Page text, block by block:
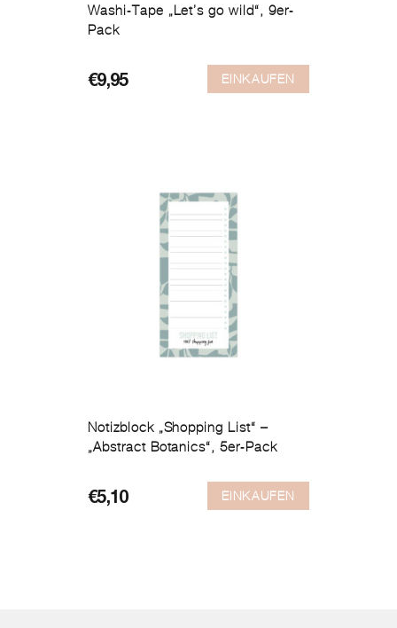
Washi-Tape „Let’s go wild“, 9er-
Pack
€9,95 EINKAUFEN
Notizblock „Shopping List“ –
„Abstract Botanics“, 5er-Pack
€5,10 EINKAUFEN